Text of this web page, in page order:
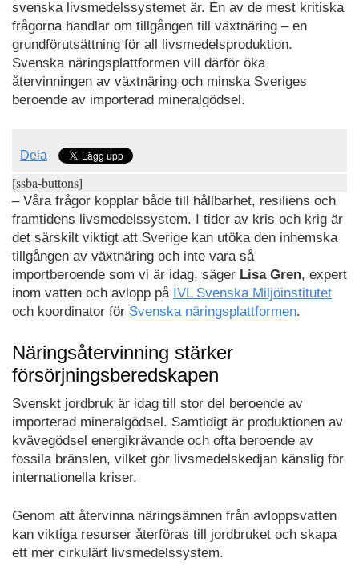
svenska livsmedelssystemet är. En av de mest kritiska
frågorna handlar om tillgången till växtnäring – en
grundförutsättning för all livsmedelsproduktion.
Svenska näringsplattformen vill därför öka
återvinningen av växtnäring och minska Sveriges
beroende av importerad mineralgödsel.
Dela
[ssba-buttons]
– Våra frågor kopplar både till hållbarhet, resiliens och
framtidens livsmedelssystem. I tider av kris och krig är
det särskilt viktigt att Sverige kan utöka den inhemska
tillgången av växtnäring och inte vara så
importberoende som vi är idag, säger Lisa Gren, expert
inom vatten och avlopp på IVL Svenska Miljöinstitutet
och koordinator för Svenska näringsplattformen.
Näringsåtervinning stärker
försörjningsberedskapen
Svenskt jordbruk är idag till stor del beroende av
importerad mineralgödsel. Samtidigt är produktionen av
kvävegödsel energikrävande och ofta beroende av
fossila bränslen, vilket gör livsmedelskedjan känslig för
internationella kriser.
Genom att återvinna näringsämnen från avloppsvatten
kan viktiga resurser återföras till jordbruket och skapa
ett mer cirkulärt livsmedelssystem.